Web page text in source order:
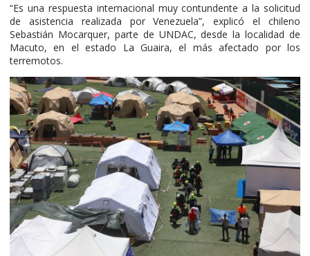
“Es una respuesta internacional muy contundente a la solicitud
de asistencia realizada por Venezuela”, explicó el chileno
Sebastián Mocarquer, parte de UNDAC, desde la localidad de
Macuto, en el estado La Guaira, el más afectado por los
terremotos.